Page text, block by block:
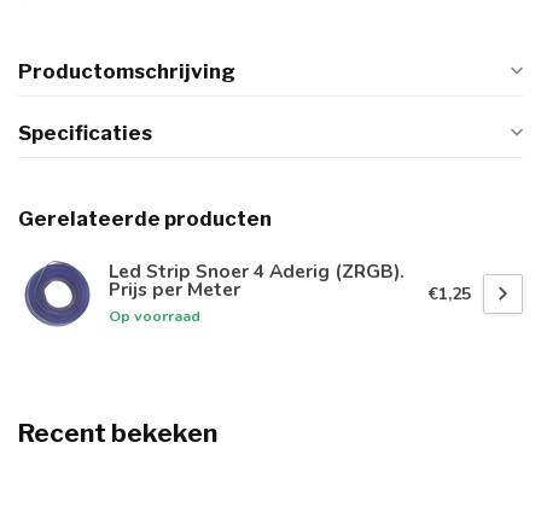
Productomschrijving
Specificaties
Gerelateerde producten
Led Strip Snoer 4 Aderig (ZRGB).
Prijs per Meter
Op voorraad
€1,25
Recent bekeken